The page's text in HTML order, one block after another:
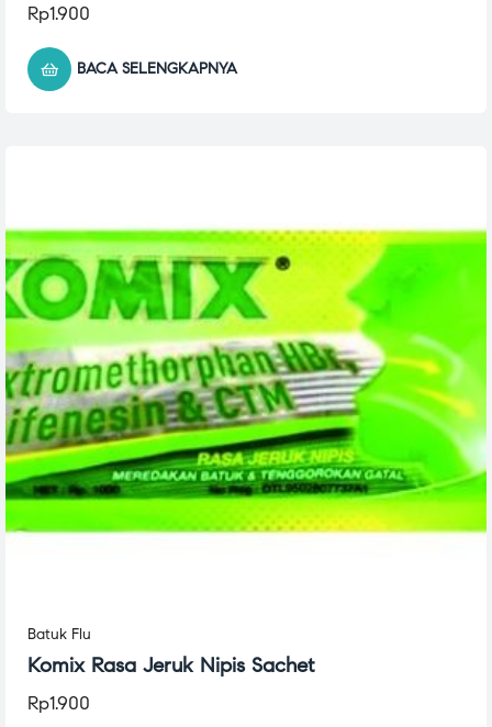
Rp1.900
BACA SELENGKAPNYA
Batuk Flu
Komix Rasa Jeruk Nipis Sachet
Rp1.900